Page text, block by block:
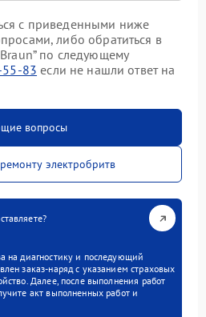
с приведенными ниже
либо обратиться в
по следующему
55-83 если не нашли ответ на
вопросы
электробритв
на диагностику и последующий
заказ-наряд с указанием страховых
Далее, после выполнения работ
акт выполненных работ и